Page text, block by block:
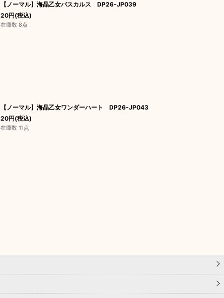
【ノーマル】海晶乙女パスカルス DP26-JP039
20円(税込)
在庫数 8点
【ノーマル】海晶乙女ワンダーハート DP26-JP043
20円(税込)
在庫数 11点